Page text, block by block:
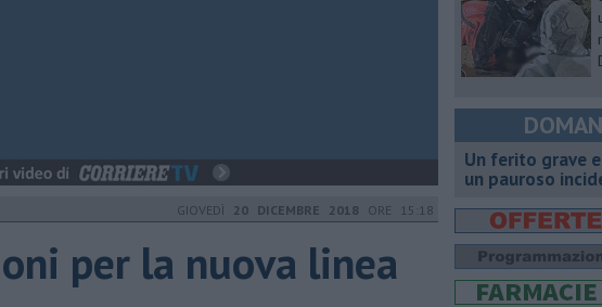
GIOVEDÌ 20 DICEMBRE 2018 ORE 15:18
per la nuova linea
Un ferito grave
un pauroso